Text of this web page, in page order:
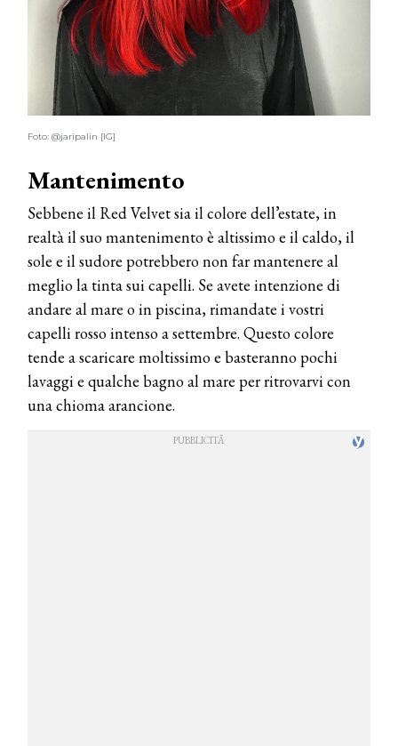
Foto: @jaripalin [IG]
Mantenimento
Sebbene il Red Velvet sia il colore dell’estate, in
realtà il suo mantenimento è altissimo e il caldo, il
sole e il sudore potrebbero non far mantenere al
meglio la tinta sui capelli. Se avete intenzione di
andare al mare o in piscina, rimandate i vostri
capelli rosso intenso a settembre. Questo colore
tende a scaricare moltissimo e basteranno pochi
lavaggi e qualche bagno al mare per ritrovarvi con
una chioma arancione.